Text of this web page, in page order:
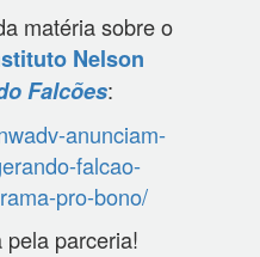
matéria sobre o
Nelson
Falcões:
anunciam-
falcao-
pro-bono/
parceria!